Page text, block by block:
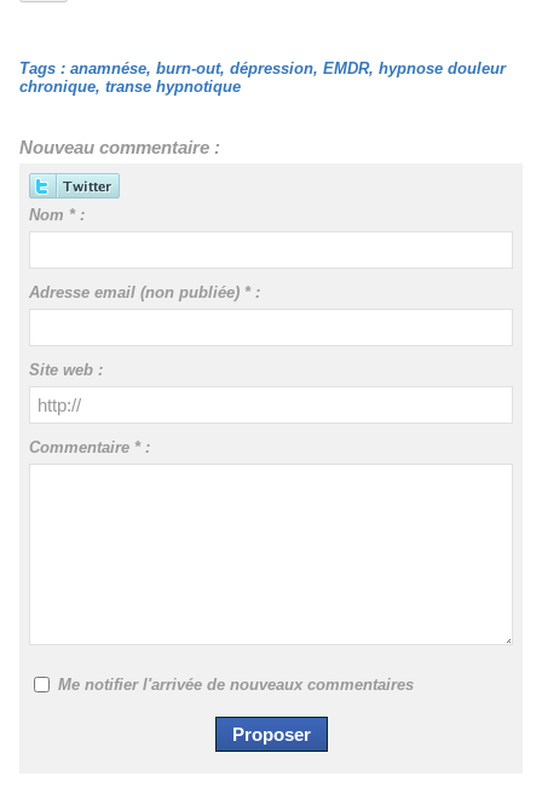
Tags : anamnése, burn-out, dépression, EMDR, hypnose douleur
chronique, transe hypnotique
Nouveau commentaire :
Nom * :
Adresse email (non publiée) * :
Site web :
Commentaire * :
Me notifier l'arrivée de nouveaux commentaires